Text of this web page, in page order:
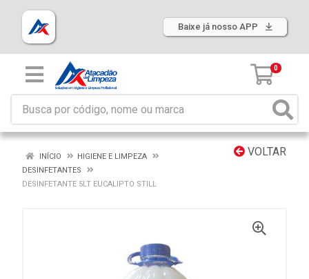
Baixe já nosso APP
0
VOLTAR
INÍCIO
HIGIENE E LIMPEZA
DESINFETANTES
DESINFETANTE 5LT EUCALIPTO STILL